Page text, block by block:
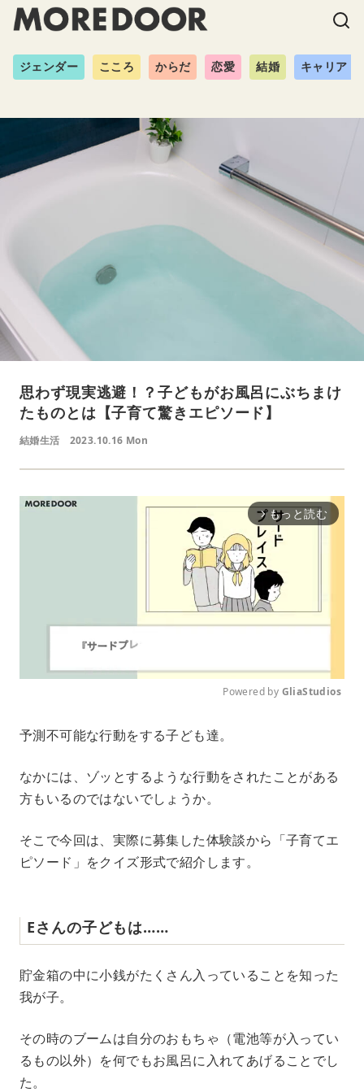
ジェンダー こころ からだ 恋愛 結婚 キャリア
思わず現実逃避！？子どもがお風呂にぶちまけ
たものとは【子育て驚きエピソード】
結婚生活 2023.10.16 Mon
arrow_forward_ios もっと読む
e
Powered by GliaStudios
予測不可能な行動をする子ども達。
なかには、ゾッとするような行動をされたことがある
方もいるのではないでしょうか。
そこで今回は、実際に募集した体験談から「子育てエ
ピソード」をクイズ形式で紹介します。
Eさんの子どもは……
貯金箱の中に小銭がたくさん入っていることを知った
我が子。
その時のブームは自分のおもちゃ（電池等が入ってい
るもの以外）を何でもお風呂に入れてあげることでし
た。